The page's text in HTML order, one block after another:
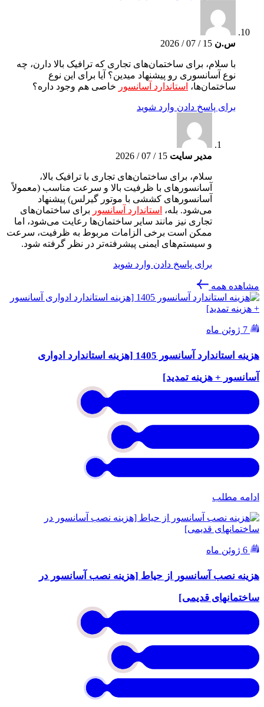
س.ن 15 / 07 / 2026
با سلام، برای ساختمان‌های تجاری که ترافیک بالا دارن، چه
نوع آسانسوری رو پیشنهاد میدین؟ آیا برای این نوع
ساختمان‌ها، استاندارد آسانسور خاصی هم وجود داره؟
برای پاسخ دادن وارد شوید
مدیر سایت 15 / 07 / 2026
سلام، برای ساختمان‌های تجاری با ترافیک بالا،
آسانسورهای با ظرفیت بالا و سرعت مناسب (معمولاً
آسانسورهای کششی با موتور گیرلس) پیشنهاد
می‌شود. بله، استاندارد آسانسور برای ساختمان‌های
تجاری نیز مانند سایر ساختمان‌ها رعایت می‌شود، اما
ممکن است برخی الزامات مربوط به ظرفیت، سرعت
و سیستم‌های ایمنی پیشرفته‌تر در نظر گرفته شود.
برای پاسخ دادن وارد شوید
مشاهده همه
هزینه استاندارد آسانسور 1405 [هزینه استاندارد ادواری
آسانسور + هزینه تمدید]
ادامه مطلب
هزینه نصب آسانسور از حیاط [هزینه نصب آسانسور در
ساختمانهای قدیمی]